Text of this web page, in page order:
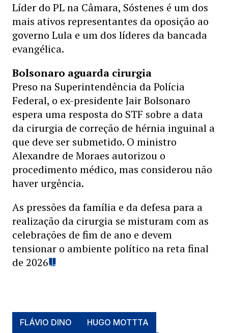
Líder do PL na Câmara, Sóstenes é um dos
mais ativos representantes da oposição ao
governo Lula e um dos líderes da bancada
evangélica.
Bolsonaro aguarda cirurgia
Preso na Superintendência da Polícia
Federal, o ex-presidente Jair Bolsonaro
espera uma resposta do STF sobre a data
da cirurgia de correção de hérnia inguinal a
que deve ser submetido. O ministro
Alexandre de Moraes autorizou o
procedimento médico, mas considerou não
haver urgência.
As pressões da família e da defesa para a
realização da cirurgia se misturam com as
celebrações de fim de ano e devem
tensionar o ambiente político na reta final
de 2026
FLÁVIO DINO
HUGO MOTTTA